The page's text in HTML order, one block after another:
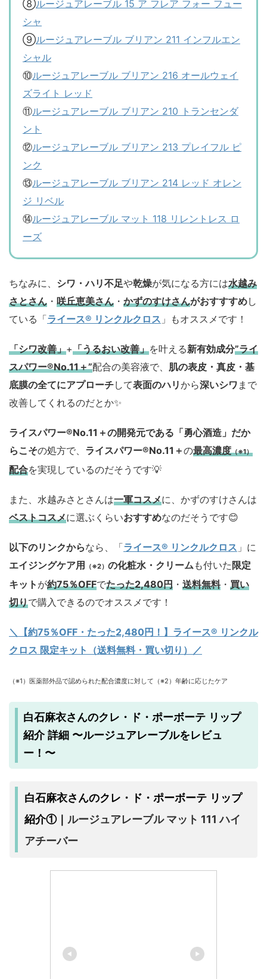
⑧ルージュアレーブル 15 ア フレア フォー フュー
シャ
⑨ルージュアレーブル ブリアン 211 インフルエン
シャル
⑩ルージュアレーブル ブリアン 216 オールウェイ
ズライト レッド
⑪ルージュアレーブル ブリアン 210 トランセンダ
ント
⑫ルージュアレーブル ブリアン 213 プレイフル ピ
ンク
⑬ルージュアレーブル ブリアン 214 レッド オレン
ジ リベル
⑭ルージュアレーブル マット 118 リレントレス ロ
ーズ
ちなみに、 シワ・ハリ不足や乾燥が気になる方には水越み
さとさん ・ 咲丘恵美さん ・ かずのすけさんがおすすすめし
ている「ライース® リンクルクロス 」もオススメです！
「シワ改善」+「うるおい改善」を叶える新有効成分”ライ
スパワー®No.11＋”配合の美容液で、 肌の表皮・真皮・基
底膜の全てにアプローチして表面のハリから深いシワ まで
改善してくれるのだとか✨
ライスパワー®No.11＋の開発元である「勇心酒造」 だか
らこその処方で、 ライスパワー®No.11＋の最高濃度（※1）
配合を実現しているのだそうです💡
また、水越みさとさんは一軍コスメに、かずのすけさんは
ベストコスメに選ぶくらいおすすめなのだそうです😊
以下のリンクからなら、「ライース® リンクルクロス 」に
エイジングケア用
（※2） の化粧水・クリームも付いた 限定
キット が約75％OFFでたった2,480円 ・ 送料無料・ 買い
切りで購入できるのでオススメです！
＼【約75％OFF・たった2,480円！ 】ライース® リンクル
クロス 限定キット（送料無料・買い切り）／
（※1）医薬部外品で認められた配合濃度に対して（※2）年齢に応じたケア
白石麻衣さんのクレ・ド・ポーボーテ リップ
紹介 詳細 〜ルージュアレーブルをレビュ
ー！〜
白石麻衣さんのクレ・ド・ポーボーテ リップ
紹介①｜ルージュアレーブル マット 111 ハイ
アチーバー